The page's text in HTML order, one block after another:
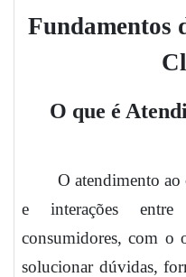
Fundamentos
O que é
O atendimento ao
e interações
consumidores, com o
solucionar dúvidas,